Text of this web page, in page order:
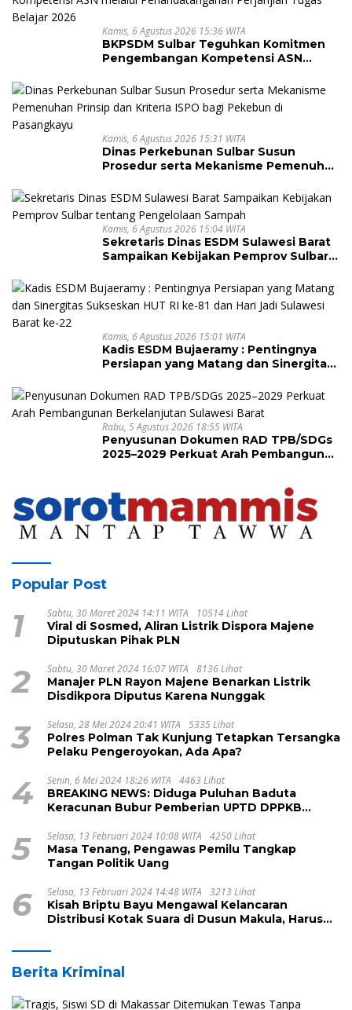
Kamis, 6 Agustus 2026 15:36 WITA
BKPSDM Sulbar Teguhkan Komitmen
Pengembangan Kompetensi ASN
Tugas Belajar 2026
Kamis, 6 Agustus 2026 15:31 WITA
Dinas Perkebunan Sulbar Susun
Prosedur serta Mekanisme Pemenuhan
di Pasangkayu
Kamis, 6 Agustus 2026 15:04 WITA
Sekretaris Dinas ESDM Sulawesi Barat
Sampaikan Kebijakan Pemprov Sulbar
Kamis, 6 Agustus 2026 15:01 WITA
Kadis ESDM Bujaeramy : Pentingnya
Persiapan yang Matang dan Sinergitas
Sulawesi Barat ke-22
Rabu, 5 Agustus 2026 18:55 WITA
Penyusunan Dokumen RAD TPB/SDGs
2025–2029 Perkuat Arah Pembangunan
Popular Post
1 Sabtu, 30 Maret 2024 14:11 WITA 10514 Lihat
Viral di Sosmed, Aliran Listrik Dispora Majene
Diputuskan Pihak PLN
2 Sabtu, 30 Maret 2024 16:07 WITA 8136 Lihat
Manajer PLN Rayon Majene Benarkan Listrik
Disdikpora Diputus Karena Nunggak
3 Selasa, 28 Mei 2024 20:41 WITA 5335 Lihat
Polres Polman Tak Kunjung Tetapkan Tersangka
Pelaku Pengeroyokan, Ada Apa?
4 Senin, 6 Mei 2024 18:26 WITA 4463 Lihat
BREAKING NEWS: Diduga Puluhan Baduta
Keracunan Bubur Pemberian UPTD DPPKB
5 Selasa, 13 Februari 2024 10:08 WITA 4250 Lihat
Masa Tenang, Pengawas Pemilu Tangkap
Tangan Politik Uang
6 Selasa, 13 Februari 2024 14:48 WITA 3213 Lihat
Kisah Briptu Bayu Mengawal Kelancaran
Distribusi Kotak Suara di Dusun Makula, Harus
Berita Kriminal